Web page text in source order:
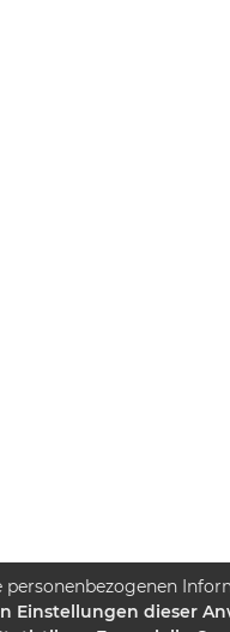
Einstellungen dieser